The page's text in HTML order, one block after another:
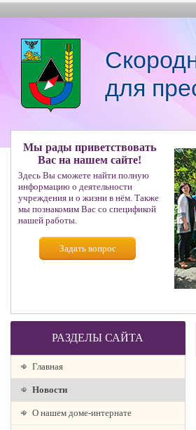
для
Мы рады приветствовать
Вас на нашем сайте!
Здесь Вы сможете найти полную
информацию о деятельности
учреждения и о жизни в нём. Также
мы познакомим Вас со спецификой
нашей работы.
Задать вопрос
РАЗДЕЛЫ САЙТА
Главная
Новости
О нашем доме-интернате